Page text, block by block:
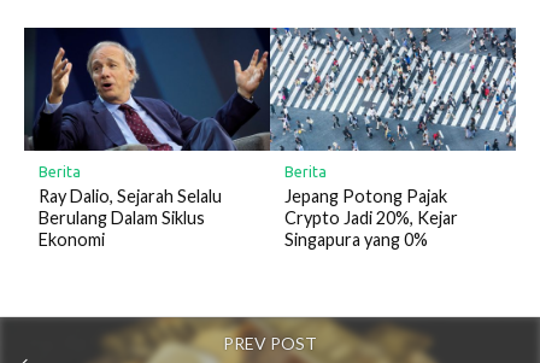
Berita
Ray Dalio, Sejarah Selalu
Berulang Dalam Siklus
Ekonomi
Berita
Jepang Potong Pajak
Crypto Jadi 20%, Kejar
Singapura yang 0%
PREV POST